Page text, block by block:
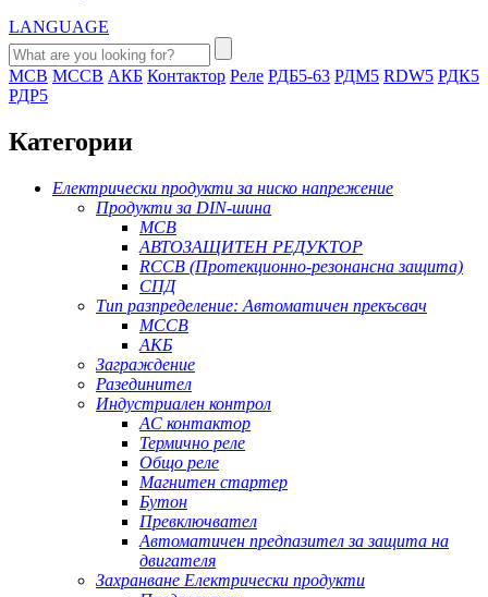
LANGUAGE
MCB MCCB АКБ Контактор Реле РДБ5-63 РДМ5 RDW5 РДК5
РДР5
Категории
Електрически продукти за ниско напрежение
Продукти за DIN-шина
MCB
АВТОЗАЩИТЕН РЕДУКТОР
RCCB (Протекционно-резонансна защита)
СПД
Тип разпределение: Автоматичен прекъсвач
MCCB
АКБ
Заграждение
Разединител
Индустриален контрол
AC контактор
Термично реле
Общо реле
Магнитен стартер
Бутон
Превключвател
Автоматичен предпазител за защита на
двигателя
Захранване Електрически продукти